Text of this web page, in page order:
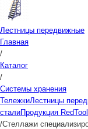
Лестницы передвижные
Главная
/
Каталог
/
Системы хранения
ТележкиЛестницы
сталиПродукция RedTool
/Стеллажи